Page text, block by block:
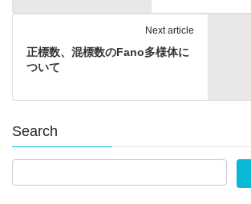
Next article
正標数、混標数のFano多様体に
ついて
Search